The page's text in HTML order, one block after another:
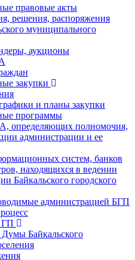
правовые акты
решения, распоряжения
муниципального
аукционы
закупки
и планы закупки
программы
определяющих полномочия,
администрации и ее
систем, банков
находящихся в ведении
Байкальского городского
администрацией БГП
ГП
Думы Байкальского